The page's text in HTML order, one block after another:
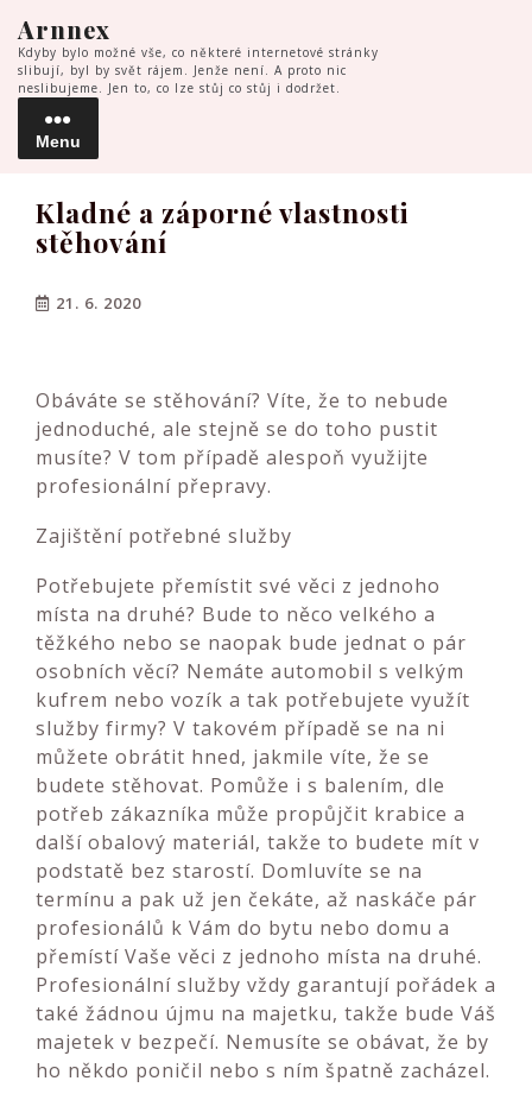
to
content
Arnnex
Kdyby bylo možné vše, co některé internetové stránky
slibují, byl by svět rájem. Jenže není. A proto nic
neslibujeme. Jen to, co lze stůj co stůj i dodržet.
Menu
Menu
Kladné a záporné vlastnosti
stěhování
21. 6. 2020
Obáváte se stěhování? Víte, že to nebude
jednoduché, ale stejně se do toho pustit
musíte? V tom případě alespoň využijte
profesionální přepravy.
Zajištění potřebné služby
Potřebujete přemístit své věci z jednoho
místa na druhé? Bude to něco velkého a
těžkého nebo se naopak bude jednat o pár
osobních věcí? Nemáte automobil s velkým
kufrem nebo vozík a tak potřebujete využít
služby firmy? V takovém případě se na ni
můžete obrátit hned, jakmile víte, že se
budete stěhovat. Pomůže i s balením, dle
potřeb zákazníka může propůjčit krabice a
další obalový materiál, takže to budete mít v
podstatě bez starostí. Domluvíte se na
termínu a pak už jen čekáte, až naskáče pár
profesionálů k Vám do bytu nebo domu a
přemístí Vaše věci z jednoho místa na druhé.
Profesionální služby vždy garantují pořádek a
také žádnou újmu na majetku, takže bude Váš
majetek v bezpečí. Nemusíte se obávat, že by
ho někdo poničil nebo s ním špatně zacházel.